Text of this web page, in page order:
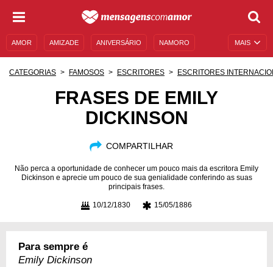
MAIS
AMOR AMIZADE ANIVERSÁRIO NAMORO
MENSAGENS E FRASES MENSAGENS DE ANIVERSÁRIO
CATEGORIAS FAMOSOS ESCRITORES ESCRITORES
FRASES DE EMILY
DICKINSON
COMPARTILHAR
Não perca a oportunidade de conhecer um pouco mais da escritora Emily
Dickinson e aprecie um pouco de sua genialidade conferindo as suas
principais frases.
10/12/1830 15/05/1886
Para sempre é
Emily Dickinson